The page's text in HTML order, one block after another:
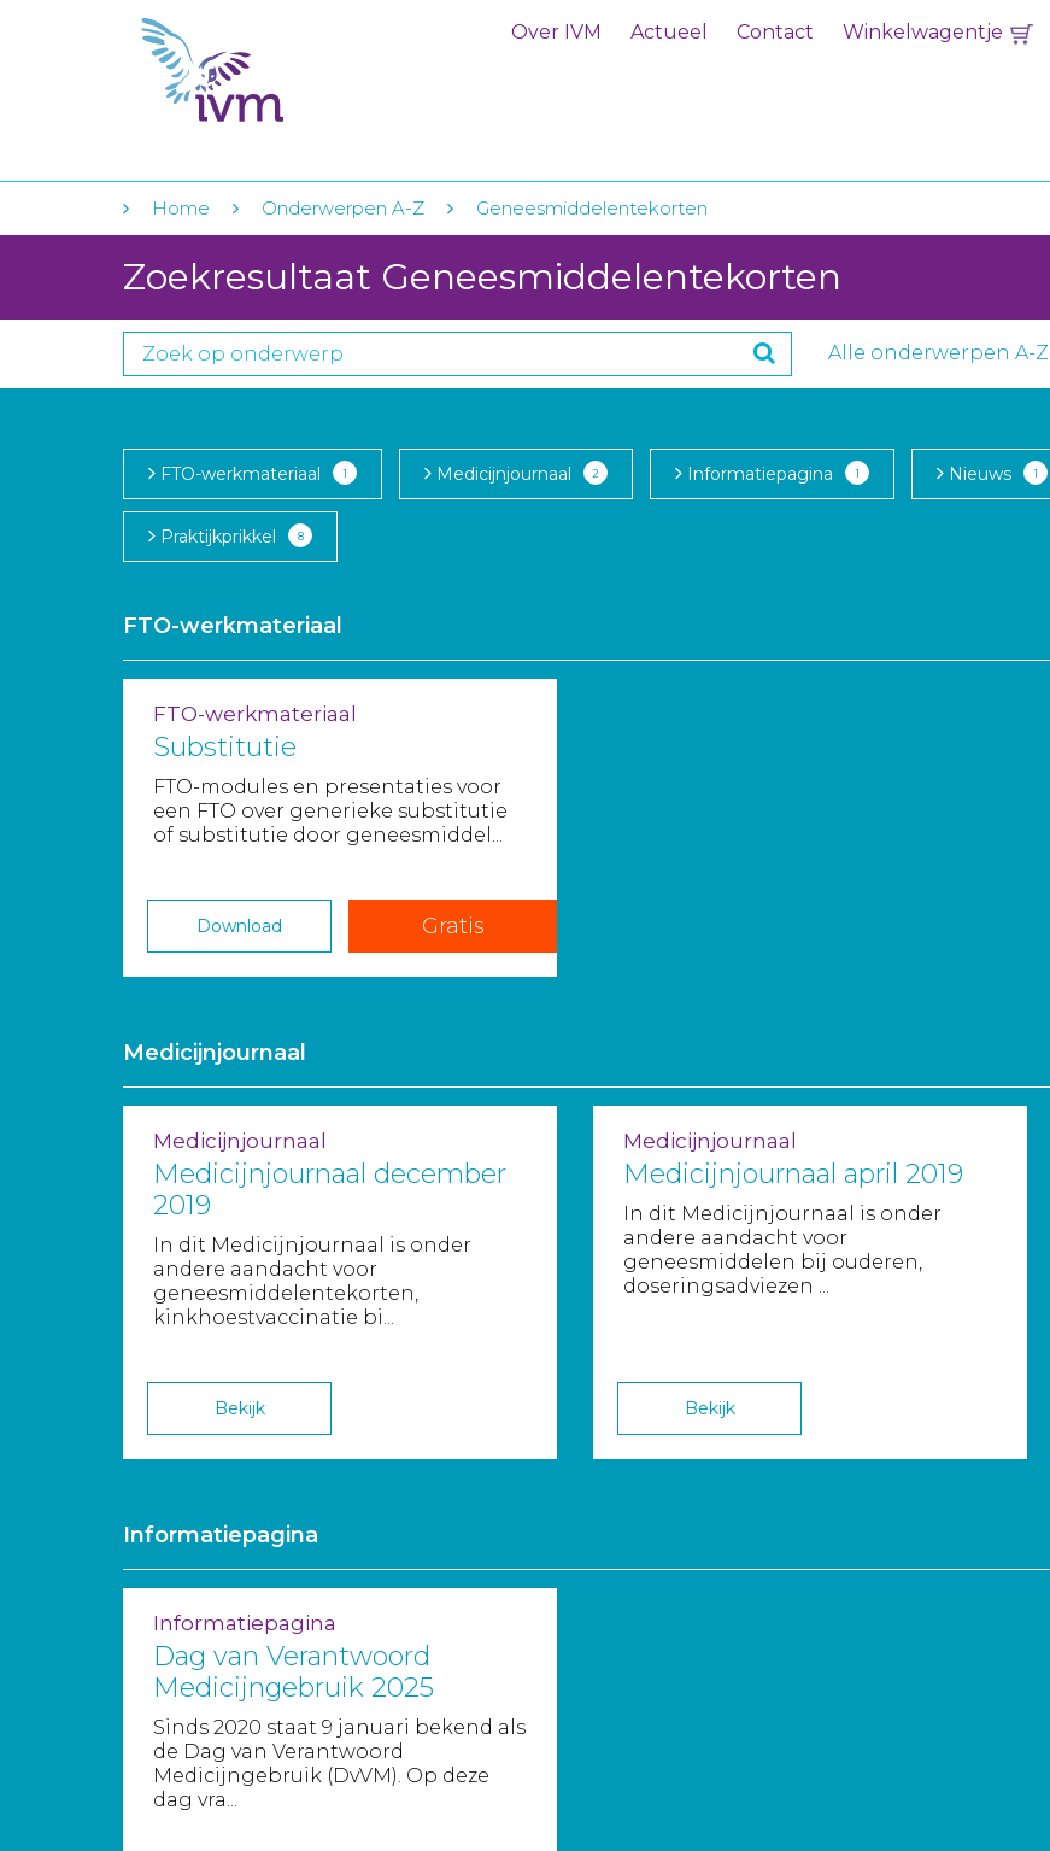
Over IVM Actueel Contact Winkelwagentje
Home Onderwerpen A-Z Geneesmiddelentekorten
Zoekresultaat Geneesmiddelentekorten
Alle onderwerpen A-Z
FTO-werkmateriaal 1 Medicijnjournaal 2 Informatiepagina 1 Nieuws 1
Praktijkprikkel 8
FTO-werkmateriaal
FTO-werkmateriaal
Substitutie
FTO-modules en presentaties voor
een FTO over generieke substitutie
of substitutie door geneesmiddel...
Download Gratis
Medicijnjournaal
Medicijnjournaal
Medicijnjournaal december
2019
In dit Medicijnjournaal is onder
andere aandacht voor
geneesmiddelentekorten,
kinkhoestvaccinatie bi...
Bekijk
Medicijnjournaal
Medicijnjournaal april 2019
In dit Medicijnjournaal is onder
andere aandacht voor
geneesmiddelen bij ouderen,
doseringsadviezen ...
Bekijk
Informatiepagina
Informatiepagina
Dag van Verantwoord
Medicijngebruik 2025
Sinds 2020 staat 9 januari bekend als
de Dag van Verantwoord
Medicijngebruik (DvVM). Op deze
dag vra...